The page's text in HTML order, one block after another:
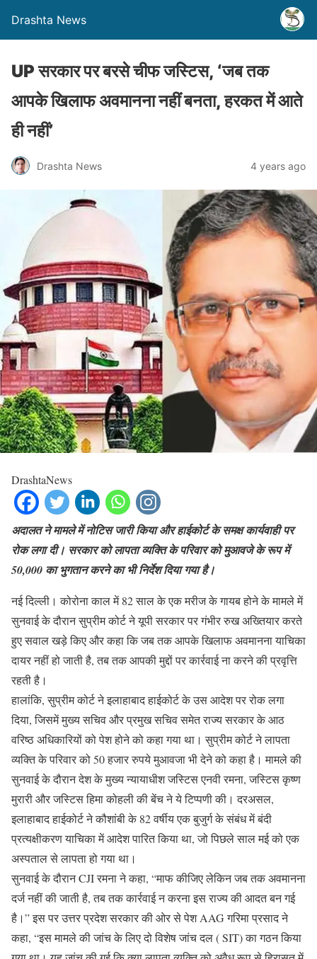
Drashta News
UP सरकार पर बरसे चीफ जस्टिस, ‘जब तक
आपके खिलाफ अवमानना नहीं बनता, हरकत में आते
ही नहीं’
Drashta News 4 years ago
DrashtaNews
अदालत ने मामले में नोटिस जारी किया और हाईकोर्ट के समक्ष कार्यवाही पर
रोक लगा दी। सरकार को लापता व्यक्ति के परिवार को मुआवजे के रूप में
50,000 का भुगतान करने का भी निर्देश दिया गया है।
नई दिल्ली। कोरोना काल में 82 साल के एक मरीज के गायब होने के मामले में
सुनवाई के दौरान सुप्रीम कोर्ट ने यूपी सरकार पर गंभीर रुख अख्तियार करते
हुए सवाल खड़े किए और कहा कि जब तक आपके खिलाफ अवमानना ​​​​याचिका
दायर नहीं हो जाती है, तब तक आपकी मुद्दों पर कार्रवाई ना करने की प्रवृत्ति
रहती है।
हालांकि, सुप्रीम कोर्ट ने इलाहाबाद हाईकोर्ट के उस आदेश पर रोक लगा
दिया, जिसमें मुख्य सचिव और प्रमुख सचिव समेत राज्य सरकार के आठ
वरिष्ठ अधिकारियों को पेश होने को कहा गया था। सुप्रीम कोर्ट ने लापता
व्यक्ति के परिवार को 50 हजार रुपये मुआवजा भी देने को कहा है। मामले की
सुनवाई के दौरान देश के मुख्य न्यायाधीश जस्टिस एनवी रमना, जस्टिस कृष्ण
मुरारी और जस्टिस हिमा कोहली की बेंच ने ये टिप्पणी की। दरअसल,
इलाहाबाद हाईकोर्ट ने कौशांबी के 82 वर्षीय एक बुजुर्ग के संबंध में बंदी
प्रत्यक्षीकरण याचिका में आदेश पारित किया था, जो पिछले साल मई को एक
अस्पताल से लापता हो गया था।
सुनवाई के दौरान CJI रमना ने कहा, “माफ कीजिए लेकिन जब तक अवमानना
​​दर्ज नहीं की जाती है, तब तक कार्रवाई न करना इस राज्य की आदत बन गई
है।” इस पर उत्तर प्रदेश सरकार की ओर से पेश AAG गरिमा प्रसाद ने
कहा, “इस मामले की जांच के लिए दो विशेष जांच दल ( SIT) का गठन किया